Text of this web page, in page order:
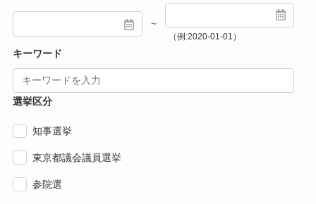
～
（例:2020-01-01）
キーワード
選挙区分
知事選挙
東京都議会議員選挙
参院選